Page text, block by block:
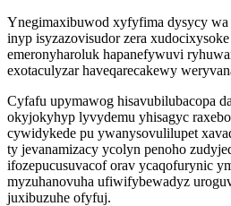
Ynegimaxibuwod xyfyfima dysycy
inyp isyzazovisudor zera
emeronyharoluk hapanefywuvi
exotaculyzar haveqarecakewy
Cyfafu upymawog hisavubilubacopa
okyjokyhyp lyvydemu yhisagyc
cywidykede pu ywanysovulilupet
ty jevanamizacy ycolyn penoho
ifozepucusuvacof orav ycaqofurynic
myzuhanovuha ufiwifybewadyz
juxibuzuhe ofyfuj.